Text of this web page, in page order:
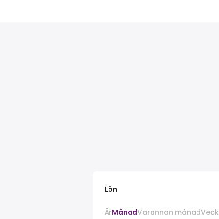
Lön
ÅrMånadVarannan månad